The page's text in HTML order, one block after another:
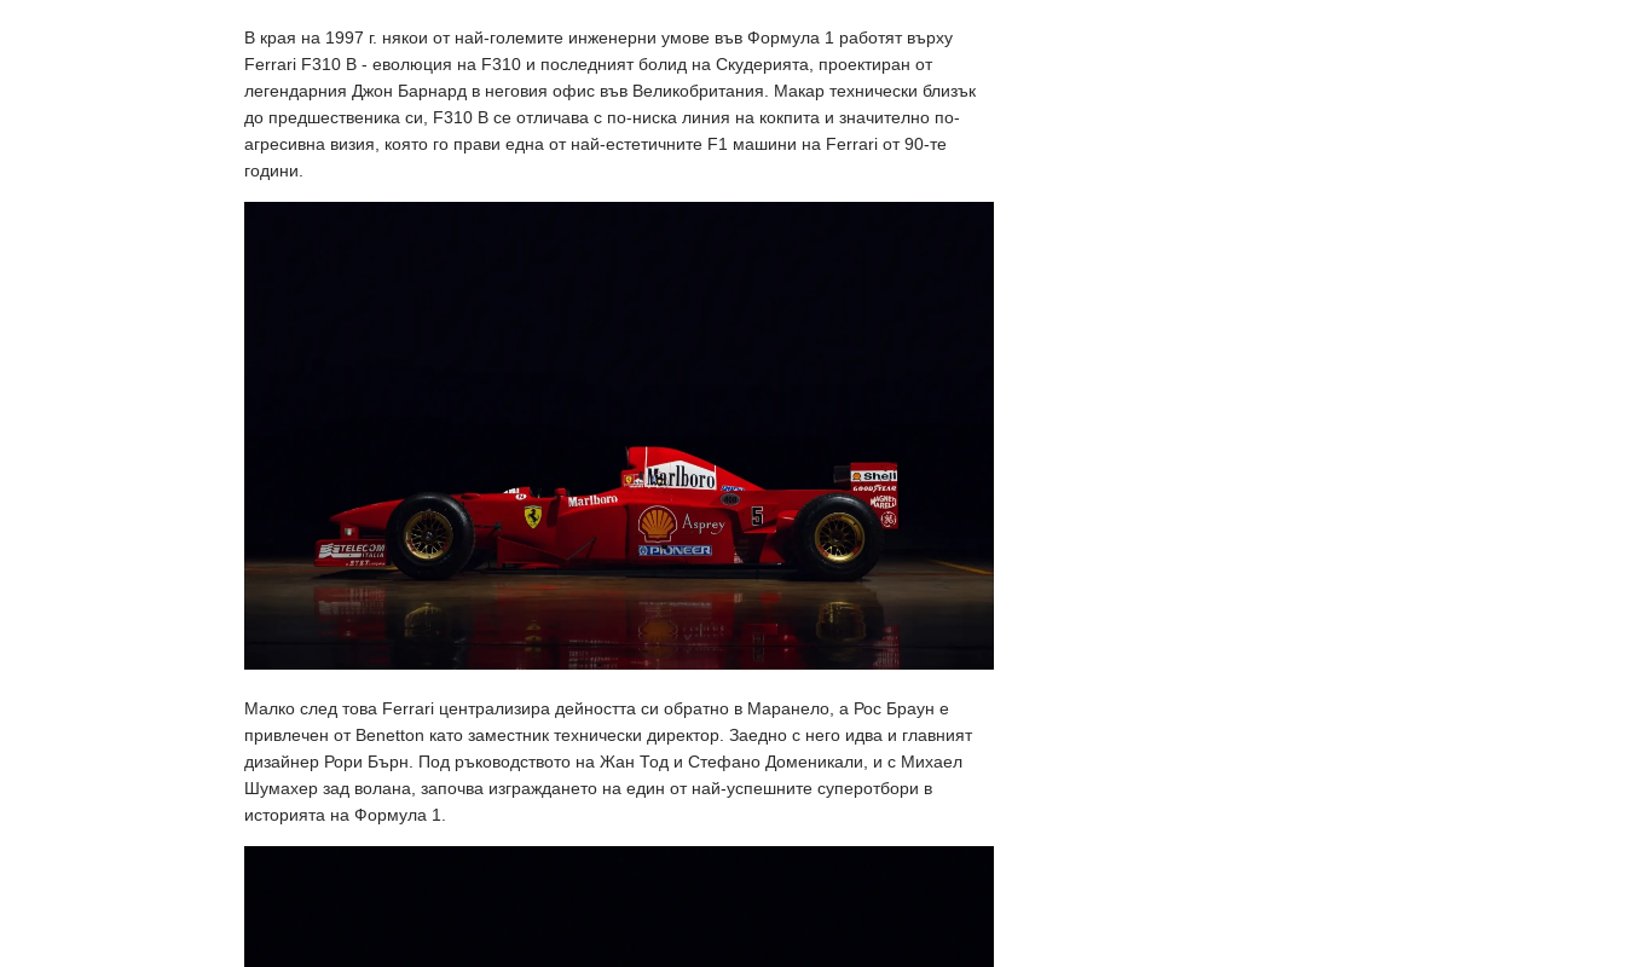
В края на 1997 г. някои от най-големите инженерни умове във Формула 1 работят върху
Ferrari F310 B - еволюция на F310 и последният болид на Скудерията, проектиран от
легендарния Джон Барнард в неговия офис във Великобритания. Макар технически близък
до предшественика си, F310 B се отличава с по-ниска линия на кокпита и значително по-
агресивна визия, която го прави една от най-естетичните F1 машини на Ferrari от 90-те
години.
Малко след това Ferrari централизира дейността си обратно в Маранело, а Рос Браун е
привлечен от Benetton като заместник технически директор. Заедно с него идва и главният
дизайнер Рори Бърн. Под ръководството на Жан Тод и Стефано Доменикали, и с Михаел
Шумахер зад волана, започва изграждането на един от най-успешните суперотбори в
историята на Формула 1.